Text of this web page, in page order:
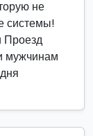
не
системы!
Проезд
мужчинам